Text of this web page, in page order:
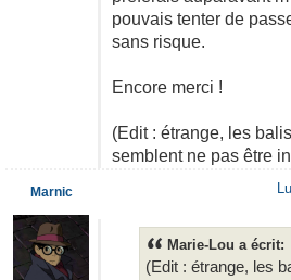
pouvais tenter de
sans risque.
Encore merci !
(Edit : étrange, les
semblent ne pas être
Marie-Lou a écrit:
(Edit : étrange, les
Marnic